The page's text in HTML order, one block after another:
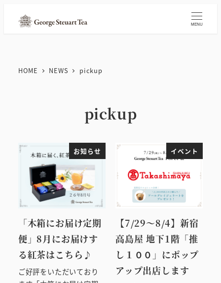
MENU
HOME NEWS pickup
pickup
お知らせ
「木箱にお届け定期
便」8月にお届けす
る紅茶はこちら♪
ご好評をいただいており
イベント
【7/29～8/4】新宿
高島屋 地下1階「推
し１００」にポップ
アップ出店します